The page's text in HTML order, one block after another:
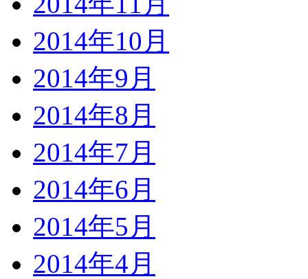
2014年10月
2014年9月
2014年8月
2014年7月
2014年6月
2014年5月
2014年4月